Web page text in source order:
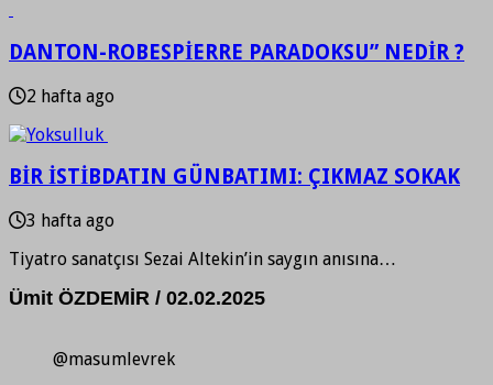
DANTON-ROBESPİERRE PARADOKSU” NEDİR ?
2 hafta ago
BİR İSTİBDATIN GÜNBATIMI: ÇIKMAZ SOKAK
3 hafta ago
Tiyatro sanatçısı Sezai Altekin’in saygın anısına…
Ümit ÖZDEMİR / 02.02.2025
@masumlevrek